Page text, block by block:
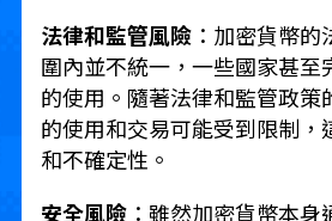
法律和監管風險：加密貨幣的
圍內並不統一，一些國家甚至
的使用。隨著法律和監管政策
的使用和交易可能受到限制，
和不確定性。
安全風險：雖然加密貨幣本身